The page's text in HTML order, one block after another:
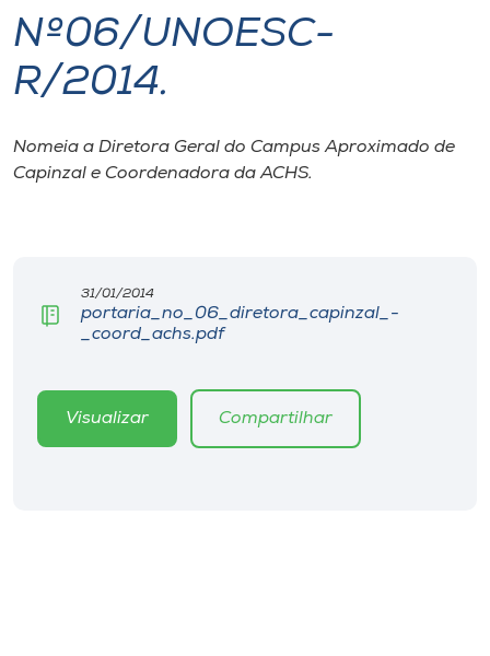
I.nova
Cultura
Biblioteca
Rádio
Nº06/UNOESC-
R/2014.
Nomeia a Diretora Geral do Campus Aproximado de
Capinzal e Coordenadora da ACHS.
31/01/2014
portaria_no_06_diretora_capinzal_-
_coord_achs.pdf
Visualizar Compartilhar